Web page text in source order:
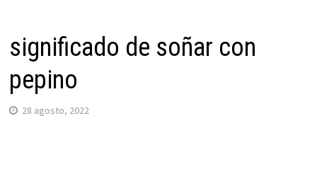
significado de soñar con
pepino
28 agosto, 2022